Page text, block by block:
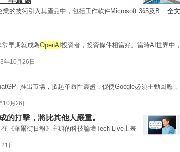
業的技術引入其產品中，包括工作軟件Microsoft 365及B ...全文
常早期就成為OpenAI 投資者，投資條件相當好。當時AI世界中，
年10月26日
推出市場，掀起革命性震盪，促使Google必須主動回應，
10月26日
的打擊，將比其他人嚴重。
《華爾街日報》主辦的科技論壇Tech Live上表
日